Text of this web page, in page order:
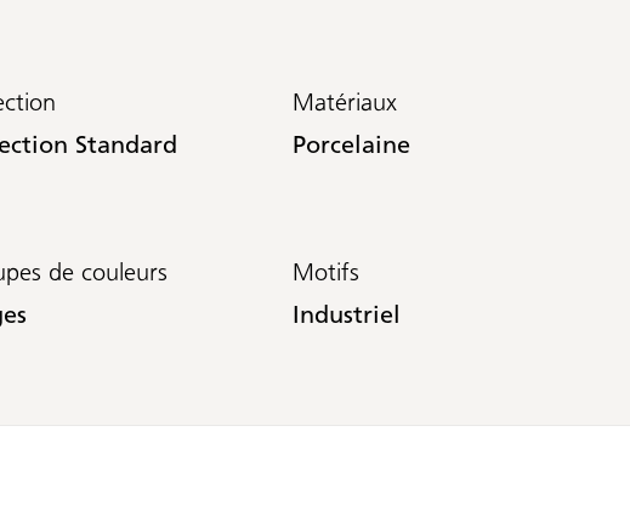
Standard
Matériaux
Porcelaine
de couleurs
Motifs
Industriel